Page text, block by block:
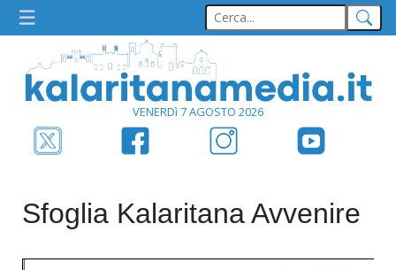
VENERDì 7 AGOSTO 2026
Sfoglia Kalaritana Avvenire